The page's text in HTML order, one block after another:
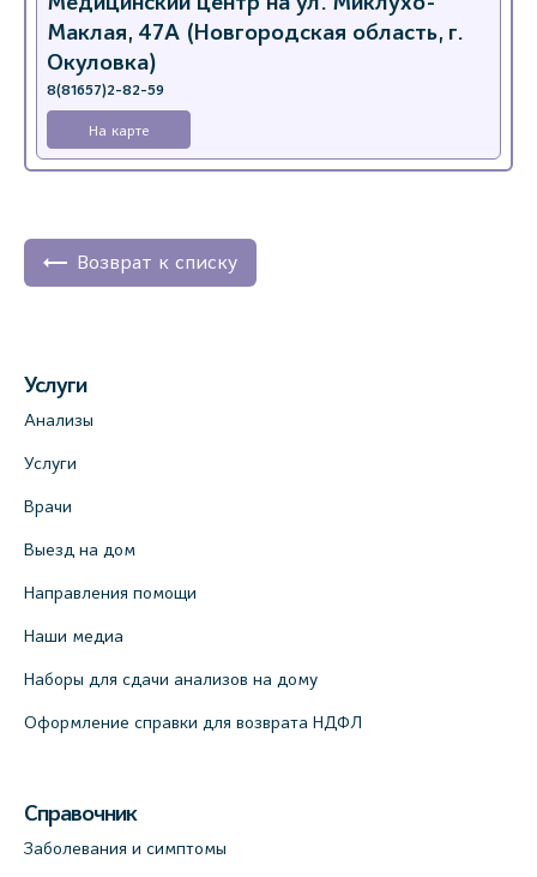
Маклая, 47А (Новгородская область, г.
Окуловка)
8(81657)2-82-59
На карте
Возврат к списку
Услуги
Анализы
Услуги
Врачи
Выезд на дом
Направления помощи
Наши медиа
Наборы для сдачи анализов на дому
Оформление справки для возврата НДФЛ
Справочник
Заболевания и симптомы